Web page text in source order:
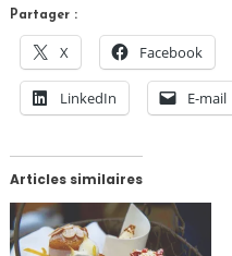
Partager :
X Facebook
LinkedIn E-mail
Articles similaires